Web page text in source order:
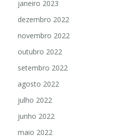
janeiro 2023
dezembro 2022
novembro 2022
outubro 2022
setembro 2022
agosto 2022
julho 2022
junho 2022
maio 2022